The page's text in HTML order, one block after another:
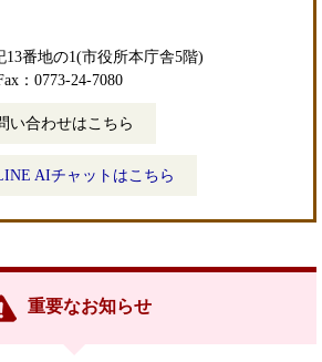
番地の1(市役所本庁舎5階)
：0773-24-7080
い合わせはこちら
AIチャットはこちら
重要なお知らせ